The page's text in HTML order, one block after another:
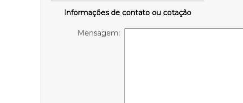
Informações de contato ou cotação
Mensagem: